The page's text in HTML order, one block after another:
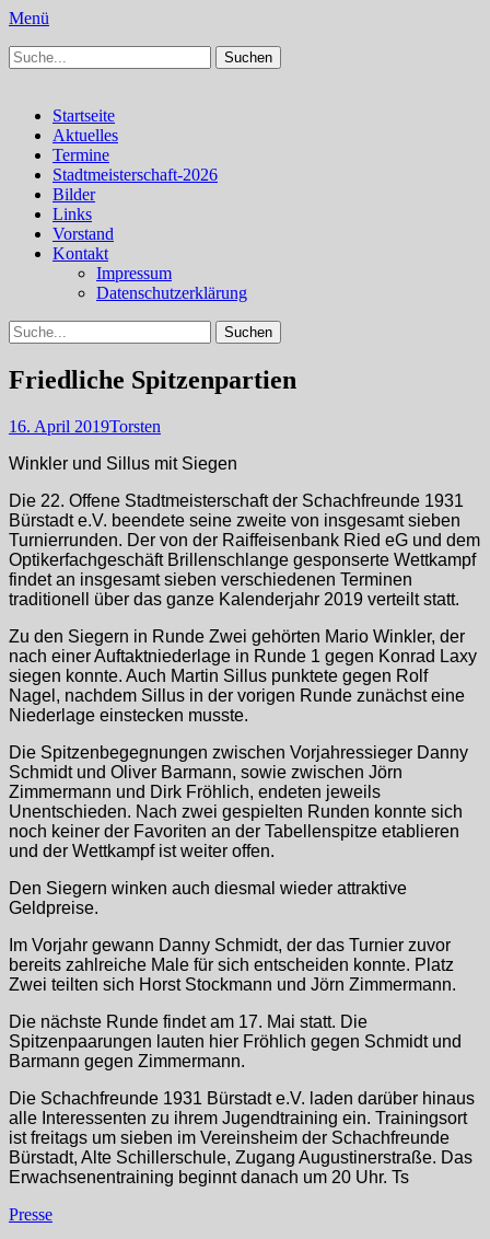
Menü
Schachfreunde Bürstadt
Schachfreunde im Web
Suchen
nach:
Primäres
Menü
Zum
Inhalt
springen
Startseite
Aktuelles
Termine
Stadtmeisterschaft-2026
Bilder
Links
Vorstand
Kontakt
Impressum
Datenschutzerklärung
Suchen
Suchen
nach:
Friedliche Spitzenpartien
Veröffentlicht
16. April 2019Autor
Torsten
Winkler und Sillus mit Siegen
Die 22. Offene Stadtmeisterschaft der Schachfreunde 1931
Bürstadt e.V. beendete seine zweite von insgesamt sieben
Turnierrunden. Der von der Raiffeisenbank Ried eG und dem
Optikerfachgeschäft Brillenschlange gesponserte Wettkampf
findet an insgesamt sieben verschiedenen Terminen
traditionell über das ganze Kalenderjahr 2019 verteilt statt.
Zu den Siegern in Runde Zwei gehörten Mario Winkler, der
nach einer Auftaktniederlage in Runde 1 gegen Konrad Laxy
siegen konnte. Auch Martin Sillus punktete gegen Rolf
Nagel, nachdem Sillus in der vorigen Runde zunächst eine
Niederlage einstecken musste.
Die Spitzenbegegnungen zwischen Vorjahressieger Danny
Schmidt und Oliver Barmann, sowie zwischen Jörn
Zimmermann und Dirk Fröhlich, endeten jeweils
Unentschieden. Nach zwei gespielten Runden konnte sich
noch keiner der Favoriten an der Tabellenspitze etablieren
und der Wettkampf ist weiter offen.
Den Siegern winken auch diesmal wieder attraktive
Geldpreise.
Im Vorjahr gewann Danny Schmidt, der das Turnier zuvor
bereits zahlreiche Male für sich entscheiden konnte. Platz
Zwei teilten sich Horst Stockmann und Jörn Zimmermann.
Die nächste Runde findet am 17. Mai statt. Die
Spitzenpaarungen lauten hier Fröhlich gegen Schmidt und
Barmann gegen Zimmermann.
Die Schachfreunde 1931 Bürstadt e.V. laden darüber hinaus
alle Interessenten zu ihrem Jugendtraining ein. Trainingsort
ist freitags um sieben im Vereinsheim der Schachfreunde
Bürstadt, Alte Schillerschule, Zugang Augustinerstraße. Das
Erwachsenentraining beginnt danach um 20 Uhr. Ts
Kategorien
Presse